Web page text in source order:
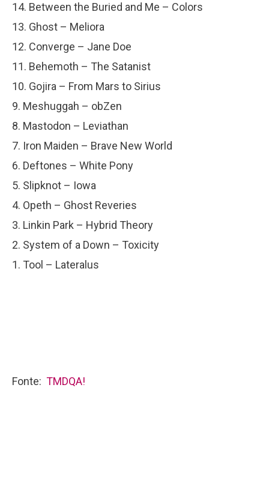
14. Between the Buried and Me – Colors
13. Ghost – Meliora
12. Converge – Jane Doe
11. Behemoth – The Satanist
10. Gojira – From Mars to Sirius
9. Meshuggah – obZen
8. Mastodon – Leviathan
7. Iron Maiden – Brave New World
6. Deftones – White Pony
5. Slipknot – Iowa
4. Opeth – Ghost Reveries
3. Linkin Park – Hybrid Theory
2. System of a Down – Toxicity
1. Tool – Lateralus
Fonte: TMDQA!